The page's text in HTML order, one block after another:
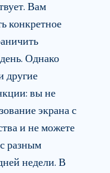
Вам
конкретное
Однако
другие
вы не
экрана с
и не можете
разным
недели. В